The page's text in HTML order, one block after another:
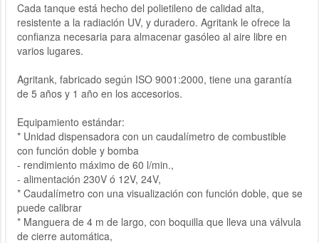
Cada tanque está hecho del polietileno de calidad alta,
resistente a la radiación UV, y duradero. Agritank le ofrece la
confianza necesaria para almacenar gasóleo al aire libre en
varios lugares.
Agritank, fabricado según ISO 9001:2000, tiene una garantía
de 5 años y 1 año en los accesorios.
Equipamiento estándar:
* Unidad dispensadora con un caudalímetro de combustible
con función doble y bomba
- rendimiento máximo de 60 l/min.,
- alimentación 230V ó 12V, 24V,
* Caudalímetro con una visualización con función doble, que se
puede calibrar
* Manguera de 4 m de largo, con boquilla que lleva una válvula
de cierre automática,